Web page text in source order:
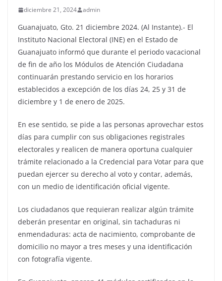
diciembre 21, 2024 admin
Guanajuato, Gto. 21 diciembre 2024. (Al Instante).- El
Instituto Nacional Electoral (INE) en el Estado de
Guanajuato informó que durante el periodo vacacional
de fin de año los Módulos de Atención Ciudadana
continuarán prestando servicio en los horarios
establecidos a excepción de los días 24, 25 y 31 de
diciembre y 1 de enero de 2025.
En ese sentido, se pide a las personas aprovechar estos
días para cumplir con sus obligaciones registrales
electorales y realicen de manera oportuna cualquier
trámite relacionado a la Credencial para Votar para que
puedan ejercer su derecho al voto y contar, además,
con un medio de identificación oficial vigente.
Los ciudadanos que requieran realizar algún trámite
deberán presentar en original, sin tachaduras ni
enmendaduras: acta de nacimiento, comprobante de
domicilio no mayor a tres meses y una identificación
con fotografía vigente.